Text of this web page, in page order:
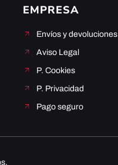
EMPRESA
Envíos y devoluciones
Aviso Legal
P. Cookies
P. Privacidad
Pago seguro